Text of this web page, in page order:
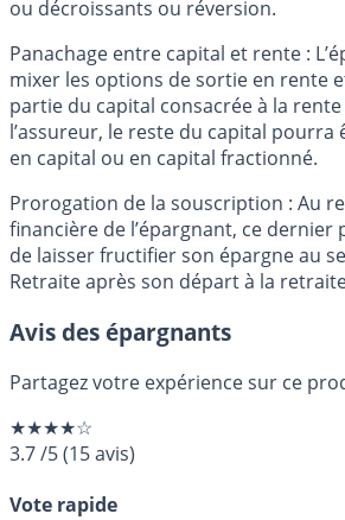
ou décroissants ou réversion.
Panachage entre capital et rente :
mixer les options de sortie en rente
partie du capital consacrée à la
l’assureur, le reste du capital pourra
en capital ou en capital fractionné.
Prorogation de la souscription : Au
ﬁnancière de l’épargnant, ce dernier
de laisser fructiﬁer son épargne au
Retraite après son départ à la
Avis des épargnants
Partagez votre expérience sur ce
★★★★☆
3.7/5(15avis)
Vote rapide